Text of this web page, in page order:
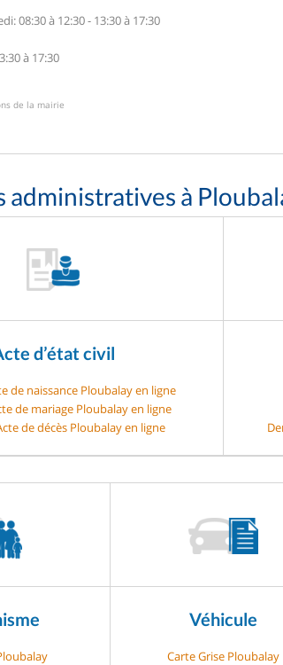
08:30 à 12:30 - 13:30 à 17:30
à 17:30
de la mairie
administratives à
d’état civil
de naissance Ploubalay en ligne
de mariage Ploubalay en ligne
de décès Ploubalay en ligne
Véhicule
Carte Grise Ploubalay